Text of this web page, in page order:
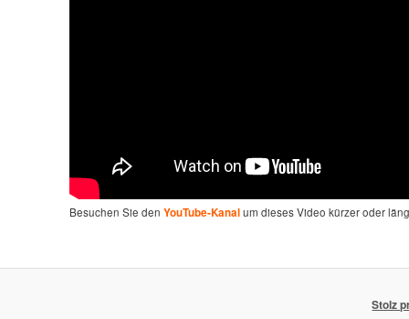
Besuchen Sie den YouTube-Kanalum dieses Video kürzer oder
Stolz